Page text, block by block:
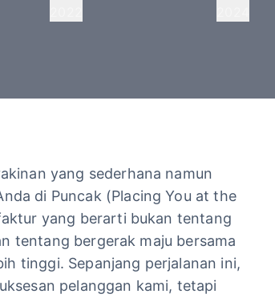
yang sederhana namun
di Puncak (Placing You at the
yang berarti bukan tentang
tentang bergerak maju bersama
tinggi. Sepanjang perjalanan ini,
pelanggan kami, tetapi